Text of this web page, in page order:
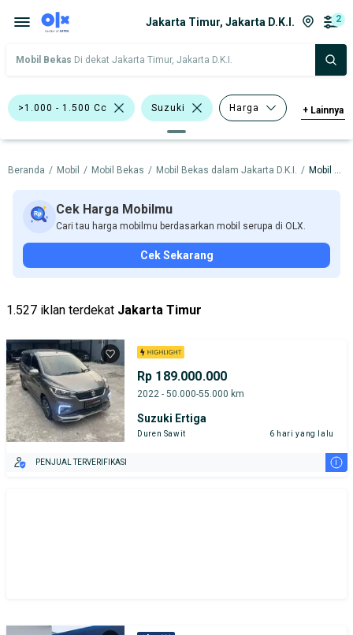
Jakarta Timur, Jakarta D.K.I. 2
Mobil Bekas Di dekat Jakarta Timur, Jakarta D.K.I.
>1.000 - 1.500 Cc Suzuki Harga
Merek Dan Model Tahun
Tipe Bodi Tipe Membership
+ Lainnya
Beranda / Mobil / Mobil Bekas / Mobil Bekas dalam Jakarta D.K.I. / Mobil Bekas dalam Jakarta Timur
Cek Harga Mobilmu
Cari tau harga mobilmu berdasarkan mobil serupa di OLX.
Cek Sekarang
1.527 iklan terdekat Jakarta Timur
Rp 189.000.000
2022 - 50.000-55.000 km
Suzuki Ertiga
Duren Sawit 6 hari yang lalu
PENJUAL TERVERIFIKASI i